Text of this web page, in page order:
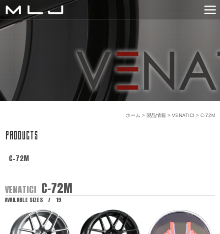
MLJ / Lexani(レク
NEWS
HISTORY
LINK
C-72M
VENATICI >
製品情報 >
ホーム >
C-72M
VENATICI C-72M
AVAILABLE SIZES / 19